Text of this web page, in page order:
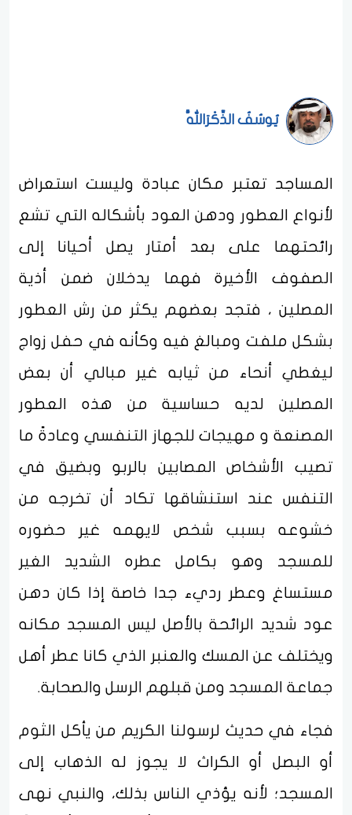
يُوسُفُ الذِّكْرَاللَّهُ
المساجد تعتبر مكان عبادة وليست استعراض
لأنواع العطور ودهن العود بأشكاله التي تشع
رائحتهما على بعد أمتار يصل أحيانا إلى
الصفوف الأخيرة فهما يدخلان ضمن أذية
المصلين ، فتجد بعضهم يكثر من رش العطور
بشكل ملفت ومبالغ فيه وكأنه في حفل زواج
ليغطي أنحاء من ثيابه غير مبالي أن بعض
المصلين لديه حساسية من هذه العطور
المصنعة و مهيجات للجهاز التنفسي وعادةً ما
تصيب الأشخاص المصابين بالربو وبضيق في
التنفس عند استنشاقها تكاد أن تخرجه من
خشوعه بسبب شخص لايهمه غير حضوره
للمسجد وهو بكامل عطره الشديد الغير
مستساغ وعطر رديء جدا خاصة إذا كان دهن
عود شديد الرائحة بالأصل ليس المسجد مكانه
ويختلف عن المسك والعنبر الذي كانا عطر أهل
جماعة المسجد ومن قبلهم الرسل والصحابة.
فجاء في حديث لرسولنا الكريم من يأكل الثوم
أو البصل أو الكراث لا يجوز له الذهاب إلى
المسجد؛ لأنه يؤذي الناس بذلك، والنبي نهى